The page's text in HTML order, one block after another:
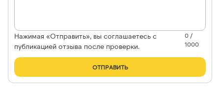
Нажимая «Отправить», вы соглашаетесь с
публикацией отзыва после проверки.
0 /
1000
ОТПРАВИТЬ